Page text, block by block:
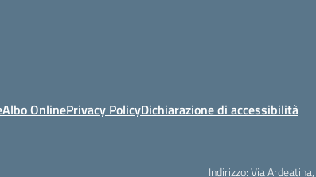
Albo OnlinePrivacy PolicyDichiarazione di accessibilità
Indirizzo:Via